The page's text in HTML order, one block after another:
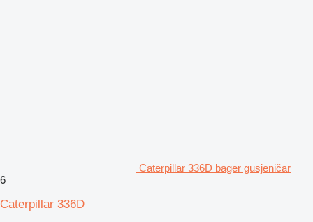
Caterpillar 336D bager gusjeničar
6
Caterpillar 336D